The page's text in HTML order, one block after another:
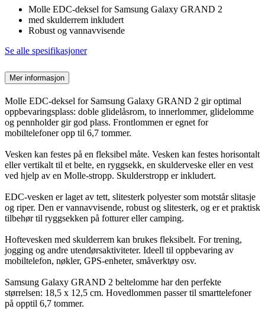
Molle EDC-deksel for Samsung Galaxy GRAND 2
med skulderrem inkludert
Robust og vannavvisende
Se alle spesifikasjoner
Mer informasjon
Molle EDC-deksel for Samsung Galaxy GRAND 2 gir optimal
oppbevaringsplass: doble glidelåsrom, to innerlommer, glidelomme
og pennholder gir god plass. Frontlommen er egnet for
mobiltelefoner opp til 6,7 tommer.
Vesken kan festes på en fleksibel måte. Vesken kan festes horisontalt
eller vertikalt til et belte, en ryggsekk, en skulderveske eller en vest
ved hjelp av en Molle-stropp. Skulderstropp er inkludert.
EDC-vesken er laget av tett, slitesterk polyester som motstår slitasje
og riper. Den er vannavvisende, robust og slitesterk, og er et praktisk
tilbehør til ryggsekken på fotturer eller camping.
Hoftevesken med skulderrem kan brukes fleksibelt. For trening,
jogging og andre utendørsaktiviteter. Ideell til oppbevaring av
mobiltelefon, nøkler, GPS-enheter, småverktøy osv.
Samsung Galaxy GRAND 2 beltelomme har den perfekte
størrelsen: 18,5 x 12,5 cm. Hovedlommen passer til smarttelefoner
på opptil 6,7 tommer.